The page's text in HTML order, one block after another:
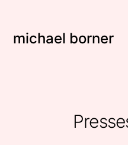
michael borner